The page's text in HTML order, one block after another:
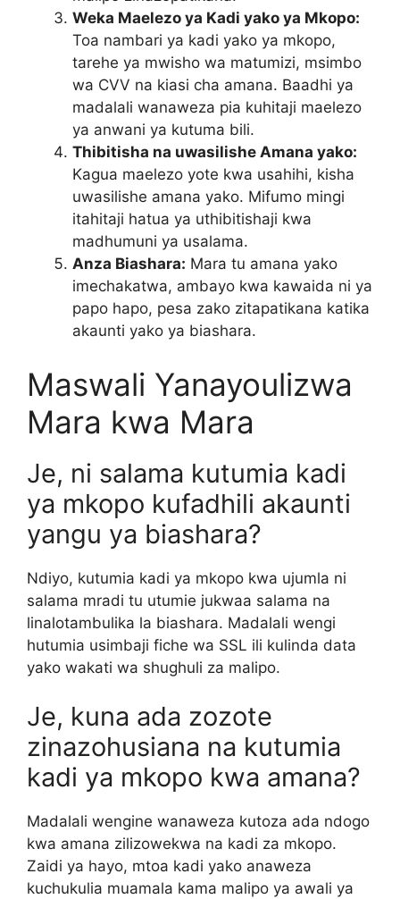
Weka Maelezo ya Kadi yako ya Mkopo:
Toa nambari ya kadi yako ya mkopo,
tarehe ya mwisho wa matumizi, msimbo
wa CVV na kiasi cha amana. Baadhi ya
madalali wanaweza pia kuhitaji maelezo
ya anwani ya kutuma bili.
Thibitisha na uwasilishe Amana yako:
Kagua maelezo yote kwa usahihi, kisha
uwasilishe amana yako. Mifumo mingi
itahitaji hatua ya uthibitishaji kwa
madhumuni ya usalama.
Anza Biashara: Mara tu amana yako
imechakatwa, ambayo kwa kawaida ni ya
papo hapo, pesa zako zitapatikana katika
akaunti yako ya biashara.
Maswali Yanayoulizwa
Mara kwa Mara
Je, ni salama kutumia kadi
ya mkopo kufadhili akaunti
yangu ya biashara?
Ndiyo, kutumia kadi ya mkopo kwa ujumla ni
salama mradi tu utumie jukwaa salama na
linalotambulika la biashara. Madalali wengi
hutumia usimbaji fiche wa SSL ili kulinda data
yako wakati wa shughuli za malipo.
Je, kuna ada zozote
zinazohusiana na kutumia
kadi ya mkopo kwa amana?
Madalali wengine wanaweza kutoza ada ndogo
kwa amana zilizowekwa na kadi za mkopo.
Zaidi ya hayo, mtoa kadi yako anaweza
kuchukulia muamala kama malipo ya awali ya